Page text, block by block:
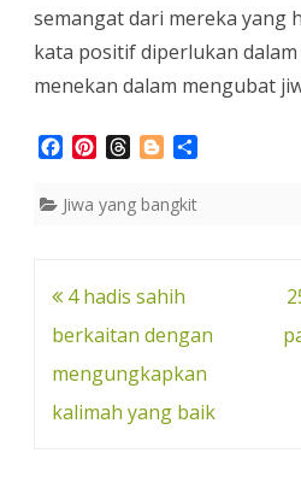
semangat dari mereka yang
kata positif diperlukan
menekan dalam mengubat
c
e
o
n
t
e
t
r
e
s
o
g
r
Jiwa yang bangkit
Post
navigation
4 hadis sahih
berkaitan dengan
mengungkapkan
kalimah yang baik